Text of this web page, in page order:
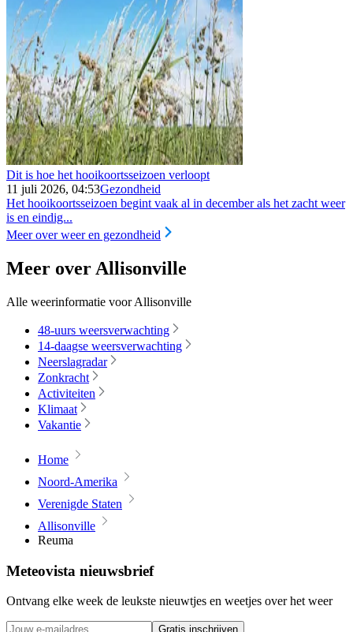
Dit is hoe het hooikoortsseizoen verloopt
11 juli 2026, 04:53Gezondheid
Het hooikoortsseizoen begint vaak al in december als het zacht weer
is en eindig...
Meer over weer en gezondheid
Meer over Allisonville
Alle weerinformatie voor Allisonville
48-uurs weersverwachting
14-daagse weersverwachting
Neerslagradar
Zonkracht
Activiteiten
Klimaat
Vakantie
Home
Noord-Amerika
Verenigde Staten
Allisonville
Reuma
Meteovista nieuwsbrief
Ontvang elke week de leukste nieuwtjes en weetjes over het weer
Gratis inschrijven